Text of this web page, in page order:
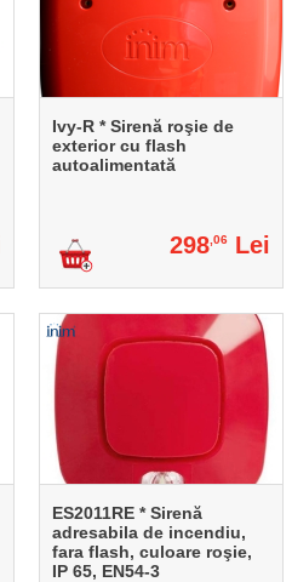
Ivy-R * Sirenă roşie de
exterior cu flash
autoalimentată
298,06 Lei
ES2011RE * Sirenă
adresabila de incendiu,
fara flash, culoare roşie,
IP 65, EN54-3